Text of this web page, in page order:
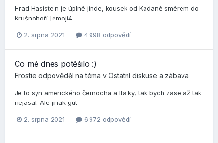
Hrad Hasistejn je úplně jinde, kousek od Kadaně směrem do
Krušnohoří [emoji4]
2. srpna 2021 4 998 odpovědí
Co mě dnes potěšilo :)
Frostie odpověděl na téma v Ostatní diskuse a zábava
Je to syn amerického černocha a Italky, tak bych zase až tak
nejasal. Ale jinak gut
2. srpna 2021 6 972 odpovědí